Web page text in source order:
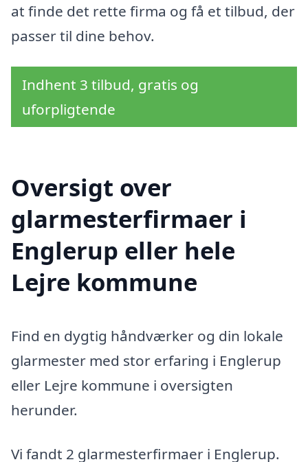
at finde det rette firma og få et tilbud, der
passer til dine behov.
Indhent 3 tilbud, gratis og
uforpligtende
Oversigt over
glarmesterfirmaer i
Englerup eller hele
Lejre kommune
Find en dygtig håndværker og din lokale
glarmester med stor erfaring i Englerup
eller Lejre kommune i oversigten
herunder.
Vi fandt 2 glarmesterfirmaer i Englerup.